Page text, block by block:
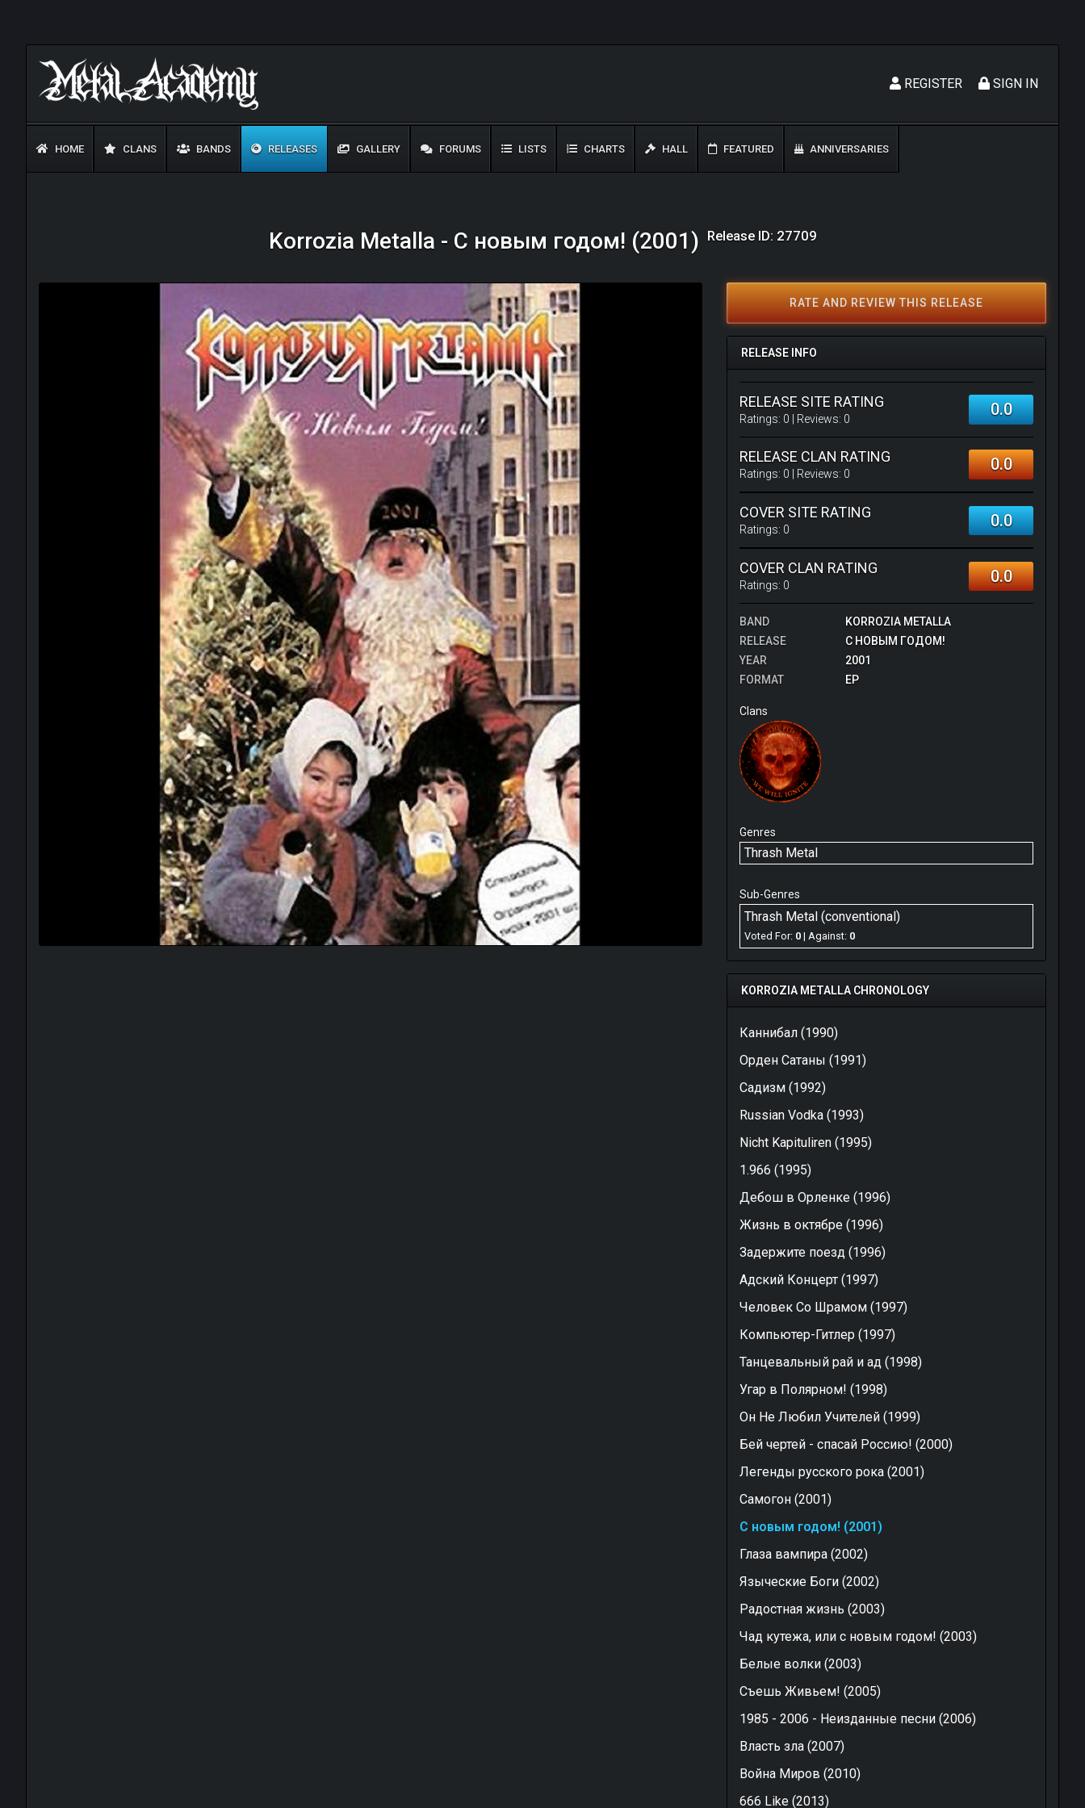
SIGN IN
REGISTER
HOME CLANS BANDS RELEASES GALLERY FORUMS LISTS CHARTS HALL FEATURED ANNIVERSARIES
Korrozia Metalla - С новым годом! (2001) Release ID: 27709
RATE AND REVIEW THIS RELEASE
RELEASE INFO
RELEASE SITE RATING
Ratings: 0 | Reviews: 0 0.0
RELEASE CLAN RATING
Ratings: 0 | Reviews: 0 0.0
COVER SITE RATING
Ratings: 0 0.0
COVER CLAN RATING
Ratings: 0 0.0
BAND
KORROZIA METALLA
RELEASE
С НОВЫМ ГОДОМ!
YEAR
2001
FORMAT
EP
Clans
Genres
Thrash Metal
Sub-Genres
Thrash Metal (conventional)
Voted For: 0 | Against: 0
KORROZIA METALLA CHRONOLOGY
Каннибал (1990)
Орден Сатаны (1991)
Садизм (1992)
Russian Vodka (1993)
Nicht Kapituliren (1995)
1.966 (1995)
Дебош в Орленке (1996)
Жизнь в октябре (1996)
Задержите поезд (1996)
Адский Концерт (1997)
Человек Со Шрамом (1997)
Компьютер-Гитлер (1997)
Танцевальный рай и ад (1998)
Угар в Полярном! (1998)
Он Не Любил Учителей (1999)
Бей чертей - спасай Россию! (2000)
Легенды русского рока (2001)
Самогон (2001)
С новым годом! (2001)
Глаза вампира (2002)
Языческие Боги (2002)
Радостная жизнь (2003)
Чад кутежа, или с новым годом! (2003)
Белые волки (2003)
Съешь Живьем! (2005)
1985 - 2006 - Неизданные песни (2006)
Власть зла (2007)
Война Миров (2010)
666 Like (2013)